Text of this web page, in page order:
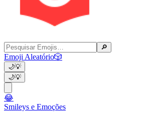
🔎
Emoji Aleatório🎲
🌙💡
🌙💡
😂
Smileys e Emoções